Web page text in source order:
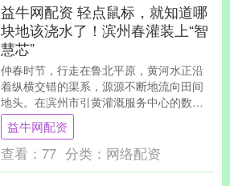
益牛网配资 轻点鼠标，就知道哪
块地该浇水了！滨州春灌装上“智
慧芯”
仲春时节，行走在鲁北平原，黄河水正沿
着纵横交错的渠系，源源不断地流向田间
地头。在滨州市引黄灌溉服务中心的数字
孪生平台上，一场关于用水的“智慧变革”正
在悄然上演—....
益牛网配资
查看： 77 分类： 网络配资